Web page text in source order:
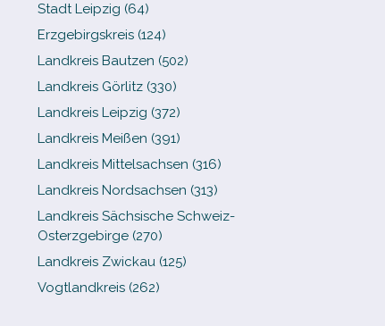
Stadt Leipzig (64)
Erzgebirgskreis (124)
Landkreis Bautzen (502)
Landkreis Görlitz (330)
Landkreis Leipzig (372)
Landkreis Meißen (391)
Landkreis Mittelsachsen (316)
Landkreis Nordsachsen (313)
Landkreis Sächsische Schweiz-​
Osterzgebirge (270)
Landkreis Zwickau (125)
Vogtlandkreis (262)